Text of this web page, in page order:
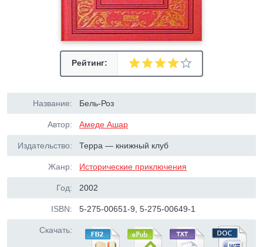
Рейтинг:
Название: Бель-Роз
Автор: Амеде Ашар
Издательство: Терра — книжный клуб
Жанр: Исторические приключения
Год: 2002
ISBN: 5-275-00651-9, 5-275-00649-1
Скачать: